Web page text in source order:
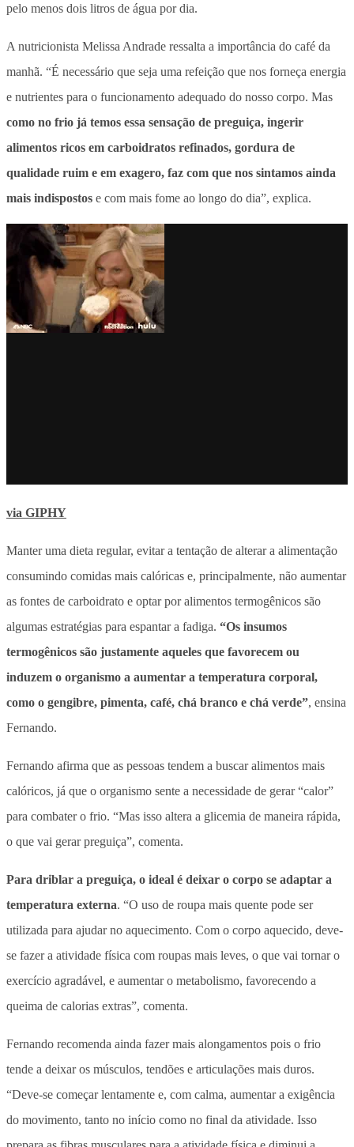
pelo menos dois litros de água por dia.
A nutricionista Melissa Andrade ressalta a importância do café da
manhã. “É necessário que seja uma refeição que nos forneça energia
e nutrientes para o funcionamento adequado do nosso corpo. Mas
como no frio já temos essa sensação de preguiça, ingerir
alimentos ricos em carboidratos refinados, gordura de
qualidade ruim e em exagero, faz com que nos sintamos ainda
mais indispostos e com mais fome ao longo do dia”, explica.
via GIPHY
Manter uma dieta regular, evitar a tentação de alterar a alimentação
consumindo comidas mais calóricas e, principalmente, não aumentar
as fontes de carboidrato e optar por alimentos termogênicos são
algumas estratégias para espantar a fadiga. “Os insumos
termogênicos são justamente aqueles que favorecem ou
induzem o organismo a aumentar a temperatura corporal,
como o gengibre, pimenta, café, chá branco e chá verde”, ensina
Fernando.
Fernando afirma que as pessoas tendem a buscar alimentos mais
calóricos, já que o organismo sente a necessidade de gerar “calor”
para combater o frio. “Mas isso altera a glicemia de maneira rápida,
o que vai gerar preguiça”, comenta.
Para driblar a preguiça, o ideal é deixar o corpo se adaptar a
temperatura externa. “O uso de roupa mais quente pode ser
utilizada para ajudar no aquecimento. Com o corpo aquecido, deve-
se fazer a atividade física com roupas mais leves, o que vai tornar o
exercício agradável, e aumentar o metabolismo, favorecendo a
queima de calorias extras”, comenta.
Fernando recomenda ainda fazer mais alongamentos pois o frio
tende a deixar os músculos, tendões e articulações mais duros.
“Deve-se começar lentamente e, com calma, aumentar a exigência
do movimento, tanto no início como no final da atividade. Isso